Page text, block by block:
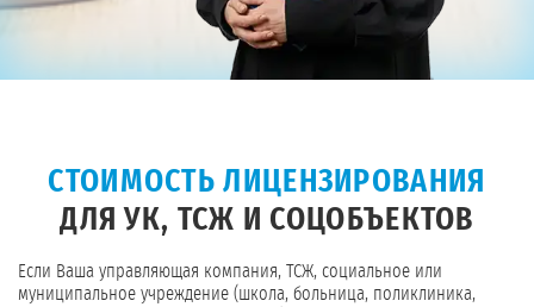
СТОИМОСТЬ ЛИЦЕНЗИРОВАНИЯ
ДЛЯ УК, ТСЖ И СОЦОБЪЕКТОВ
Если Ваша управляющая компания, ТСЖ, социальное или
муниципальное учреждение (школа, больница, поликлиника,